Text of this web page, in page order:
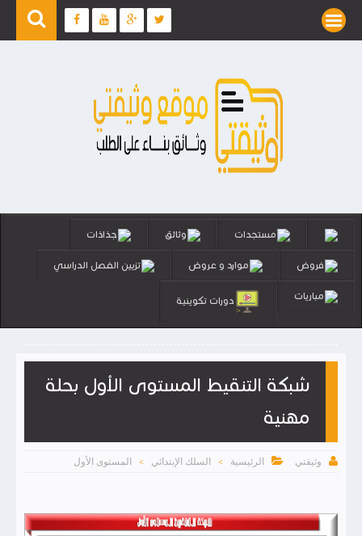
مستجدات وثائق جذاذات
فروض موارد و عروض تزيين الفصل الدراسي
مباريات دورات تكوينية
شبكة التنقيط المستوى الأول بحلة
مهنية
 وثيقتي  الرئيسية > السلك الإبتدائي > المستوى الأول